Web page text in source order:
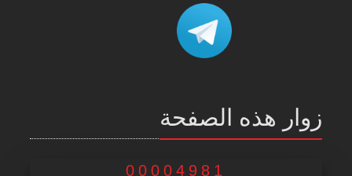
زوار هذه الصفحة
00004981